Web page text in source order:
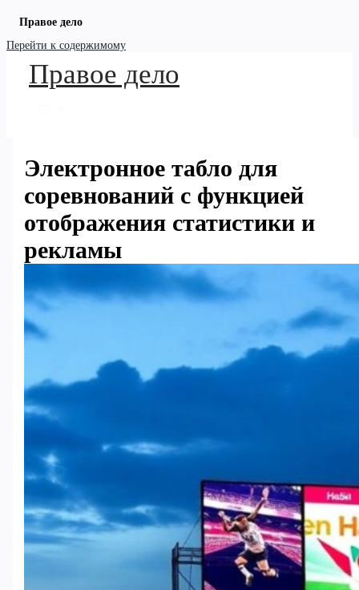
Правое дело
Перейти к содержимому
Правое дело
Электронное табло для
соревнований с функцией
отображения статистики и
рекламы